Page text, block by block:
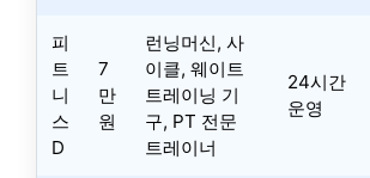
피
트
니
스
D
7
만
원
런닝머신, 사
이클, 웨이트
트레이닝 기
구, PT 전문
트레이너
24시간
운영